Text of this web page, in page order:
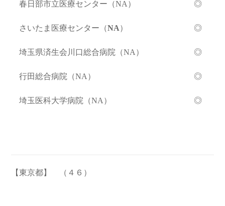
春日部市立医療センター（NA） ◎
さいたま医療センター（NA）◎
埼玉県済生会川口総合病院（NA） ◎
行田総合病院（NA） ◎
埼玉医科大学病院（NA） ◎
【東京都】 （４６）